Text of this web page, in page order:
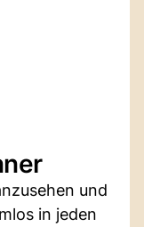
und
in jeden